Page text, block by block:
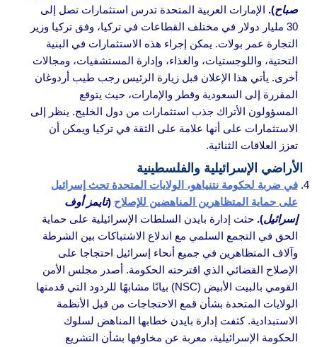
صباح). الإمارات العربية المتحدة تدرس استثمارات تصل إلى
30 مليار دولار في مختلف القطاعات في تركيا، وفق تركيا وزير
التجارة عمر بولات. يمكن إجراء هذه الاستثمارات في البنية
التحتية، واللوجستيات، والغذاء، وإدارة المستشفيات، ومجالات
أخرى. يأتي هذا الإعلان قبل زيارة الرئيس رجب طيب أردوغان
المقررة إلى السعودية وقطر والإمارات، حيث يتوقع
المسؤولون الأتراك جذب استثمارات من دول الخليج. ينظر إلى
الاستثمارات على أنها علامة على الثقة في تركيا ويمكن أن
تعزز العلاقات الثنائية.
الأراضي الإسرائيلية والفلسطينية
في ضربة لحكومة نتنياهو، الولايات المتحدة تحث إسرائيل
على حماية المتظاهرين المناهضين للإصلاح (تايمز أوف
إسرائيل).حثت إدارة بايدن السلطات الإسرائيلية على حماية
الحق في التجمع السلمي مع اندلاع الاشتباكات بين الشرطة
وآلاف المتظاهرين في جميع أنحاء إسرائيل احتجاجا على
الإصلاح القضائي الذي اقترحته الحكومة. أصدر مجلس الأمن
القومي بالبيت الأبيض (NSC) بيانًا مشابهًا للردود التي قدمتها
الولايات المتحدة بشأن قمع الاحتجاجات من قبل الأنظمة
الاستبدادية. كثفت إدارة بايدن خطابها المناهض لسلوك
الحكومة الإسرائيلية، معربة عن مخاوفها بشأن التشريع